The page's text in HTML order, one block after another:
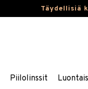
Täydellisiä
Piilolinssit